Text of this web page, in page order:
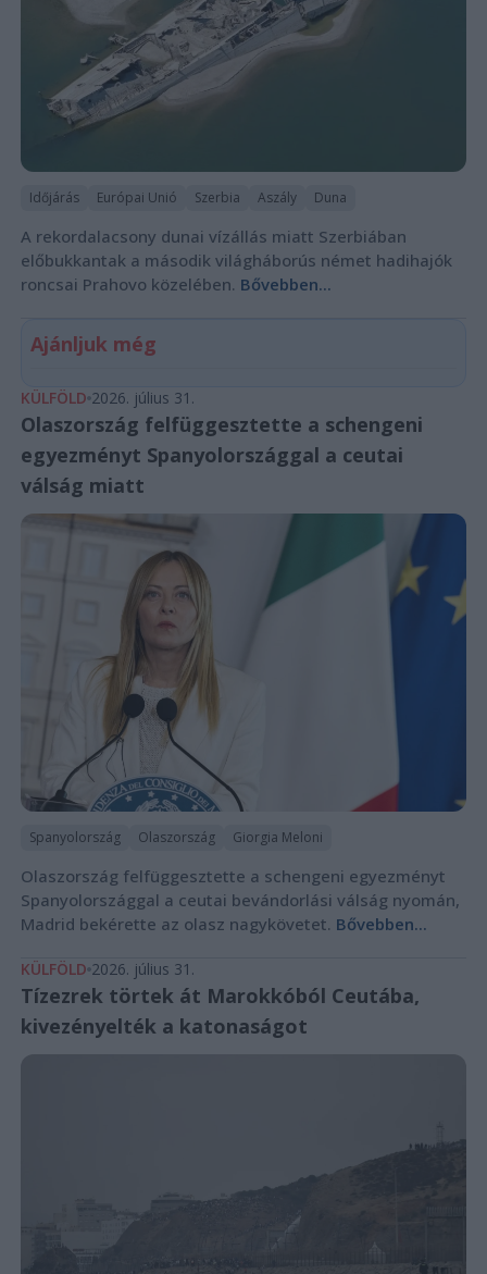
Időjárás Európai Unió Szerbia Aszály Duna
A rekordalacsony dunai vízállás miatt Szerbiában
előbukkantak a második világháborús német hadihajók
roncsai Prahovo közelében. Bővebben...
Ajánljuk még
KÜLFÖLD 2026. július 31.
Olaszország felfüggesztette a schengeni
egyezményt Spanyolországgal a ceutai
válság miatt
Spanyolország Olaszország Giorgia Meloni
Olaszország felfüggesztette a schengeni egyezményt
Spanyolországgal a ceutai bevándorlási válság nyomán,
Madrid bekérette az olasz nagykövetet. Bővebben...
KÜLFÖLD 2026. július 31.
Tízezrek törtek át Marokkóból Ceutába,
kivezényelték a katonaságot